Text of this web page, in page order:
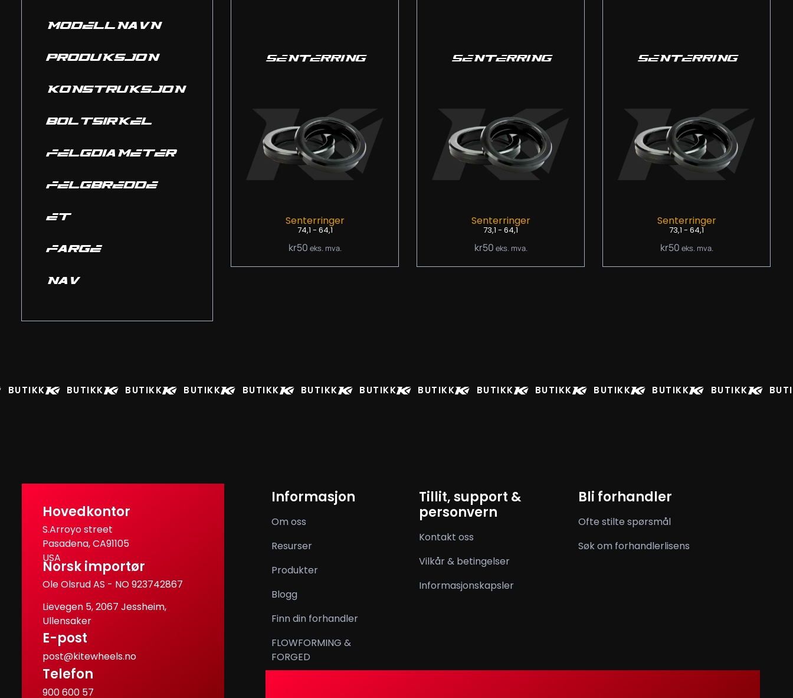
MODELLNAVN
PRODUKSJON
KONSTRUKSJON
BOLTSIRKEL
FELGDIAMETER
FELGBREDDE
ET
FARGE
NAV
SENTERRING
Senterringer
74,1 - 64,1
kr50 eks. mva.
SENTERRING
Senterringer
73,1 - 64,1
kr50 eks. mva.
SENTERRING
Senterringer
73,1 - 64,1
kr50 eks. mva.
BUTIKK BUTIKK BUTIKK BUTIKK BUTIKK BUTIKK BUTIKK BUTIKK BUTIKK BUTIKK BUTIKK BUTIKK BUTIKK
Hovedkontor
S.Arroyo street
Pasadena, CA91105
USA
Norsk importør
Ole Olsrud AS - NO 923742867
Lievegen 5, 2067 Jessheim,
Ullensaker
E-post
post@kitewheels.no
Telefon
900 600 57
Informasjon
Om oss
Resurser
Produkter
Blogg
Finn din forhandler
FLOWFORMING &
FORGED
Tillit, support &
personvern
Kontakt oss
Vilkår & betingelser
Informasjonskapsler
Bli forhandler
Ofte stilte spørsmål
Søk om forhandlerlisens